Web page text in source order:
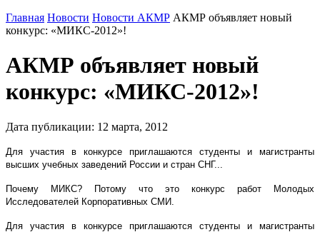
Главная Новости Новости АКМР АКМР объявляет новый
конкурс: «МИКС-2012»!
АКМР объявляет новый
конкурс: «МИКС-2012»!
Дата публикации: 12 марта, 2012
Для участия в конкурсе приглашаются студенты и магистранты
высших учебных заведений России и стран СНГ...
Почему МИКС? Потому что это конкурс работ Молодых
Исследователей Корпоративных СМИ.
Для участия в конкурсе приглашаются студенты и магистранты